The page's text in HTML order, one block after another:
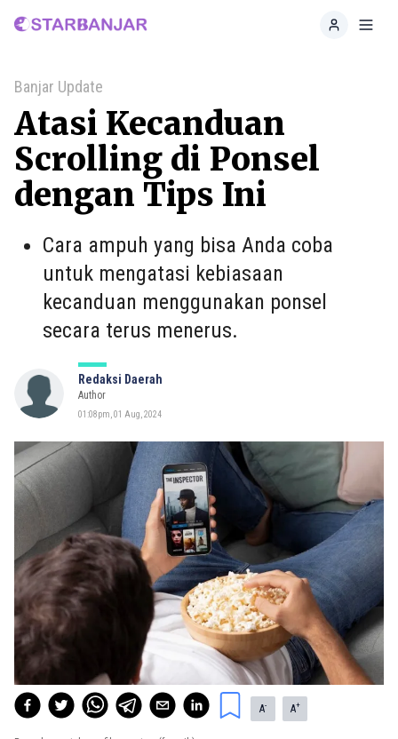
Home
Banjar Update
Atasi Kecanduan
Scrolling di Ponsel
dengan Tips Ini
Cara ampuh yang bisa Anda coba
untuk mengatasi kebiasaan
kecanduan menggunakan ponsel
secara terus menerus.
Redaksi Daerah
Author
01:08pm, 01 Aug, 2024
A- A+